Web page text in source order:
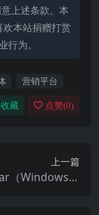
上述条款。本
欢本站捐赠打赏
为。
营销平台
收藏 点赞(0)
上一篇
（Windows原